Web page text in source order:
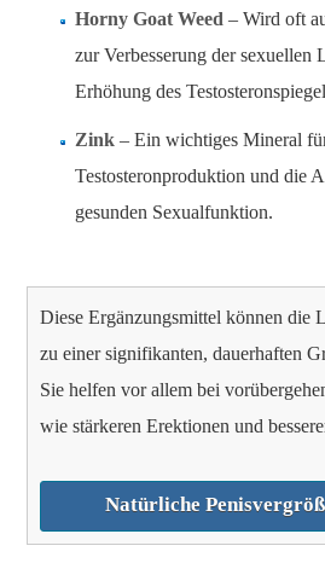
Horny Goat Weed – Wird oft
zur Verbesserung der sexuellen
Erhöhung des
Zink – Ein wichtiges Mineral
Testosteronproduktion und die
gesunden Sexualfunktion.
Diese Ergänzungsmittel können die
zu einer signifikanten, dauerhaften
Sie helfen vor allem bei
wie stärkeren Erektionen und
Natürliche